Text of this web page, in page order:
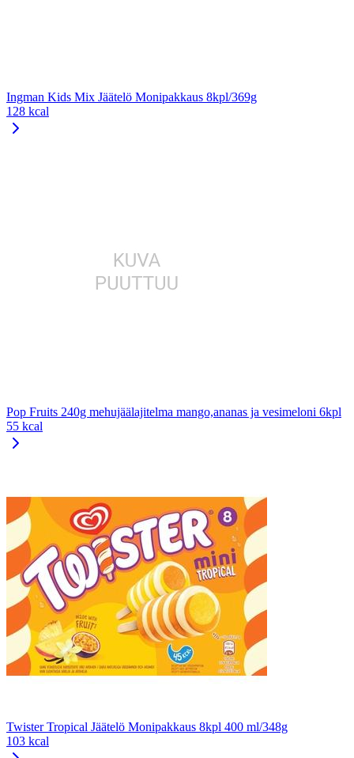
Ingman Kids Mix Jäätelö Monipakkaus 8kpl/369g
128 kcal
Pop Fruits 240g mehujäälajitelma mango,ananas ja vesimeloni 6kpl
55 kcal
Twister Tropical Jäätelö Monipakkaus 8kpl 400 ml/348g
103 kcal